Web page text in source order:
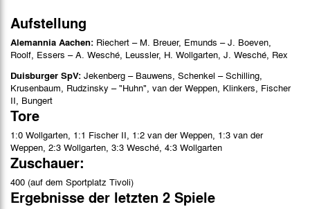
Aufstellung
Alemannia Aachen: Riechert – M. Breuer, Emunds – J. Boeven,
Roolf, Essers – A. Wesché, Leussler, H. Wollgarten, J. Wesché, Rex
Duisburger SpV: Jekenberg – Bauwens, Schenkel – Schilling,
Krusenbaum, Rudzinsky – "Huhn", van der Weppen, Klinkers, Fischer
II, Bungert
Tore
1:0 Wollgarten, 1:1 Fischer II, 1:2 van der Weppen, 1:3 van der
Weppen, 2:3 Wollgarten, 3:3 Wesché, 4:3 Wollgarten
Zuschauer:
400 (auf dem Sportplatz Tivoli)
Ergebnisse der letzten 2 Spiele